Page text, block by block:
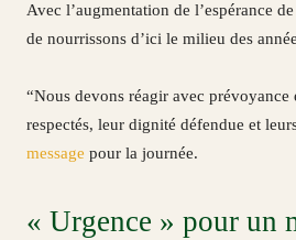
Avec l’augmentation de l’espérance
de nourrissons d’ici le milieu des
“Nous devons réagir avec
respectés, leur dignité défendue et
message pour la journée.
« Urgence » pour un